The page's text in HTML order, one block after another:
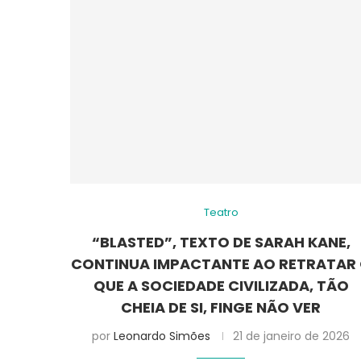
Teatro
“BLASTED”, TEXTO DE SARAH KANE,
CONTINUA IMPACTANTE AO RETRATAR
QUE A SOCIEDADE CIVILIZADA, TÃO
CHEIA DE SI, FINGE NÃO VER
porLeonardo Simões 21 de janeiro de 2026